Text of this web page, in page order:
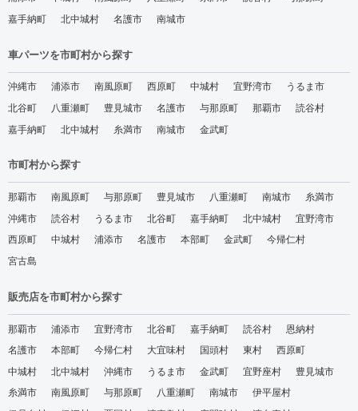
嘉手納町
北中城村 名護市 南城市
車パーツを市町村から探す
沖縄市 浦添市 南風原町 西原町 中城村 宜野湾市
うるま市
北谷町
八重瀬町 豊見城市 名護市 与那原町 那覇市
読谷村
嘉手納町
北中城村 糸満市 南城市 金武町
市町村から探す
那覇市 南風原町 与那原町 豊見城市 八重瀬町 南城市
糸満市
沖縄市
読谷村 うるま市 北谷町 嘉手納町 北中城村
宜野湾市
西原町
中城村 浦添市 名護市 本部町 金武町
今帰仁村
宮古島
販売店を市町村から探す
那覇市 浦添市 宜野湾市 北谷町 嘉手納町 読谷村
恩納村
名護市
本部町 今帰仁村 大宜味村 国頭村 東村
西原町
中城村
北中城村 沖縄市 うるま市 金武町 宜野座村
豊見城市
糸満市
南風原町 与那原町 八重瀬町 南城市
伊平屋村